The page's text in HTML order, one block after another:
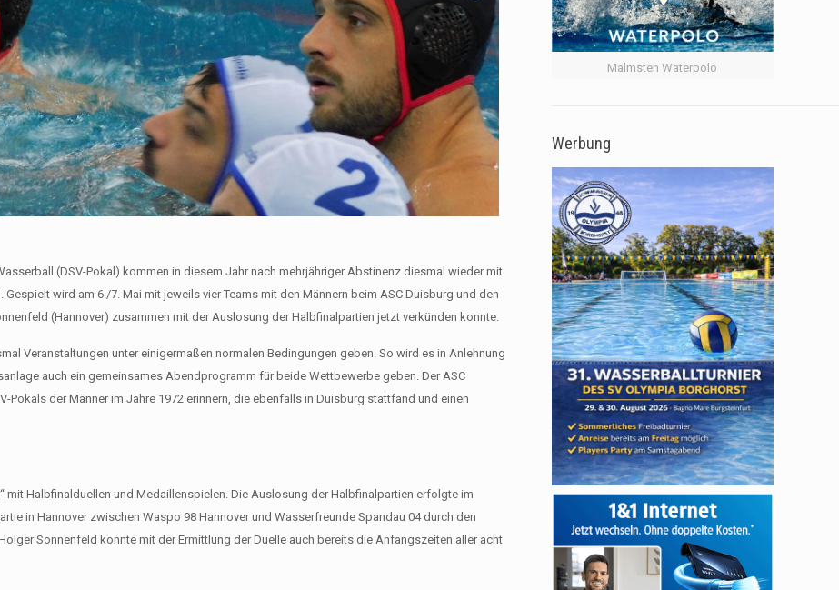
(DSV-Pokal) kommen in diesem Jahr nach mehrjähriger Abstinenz diesmal wieder mit
wird am 6./7. Mai mit jeweils vier Teams mit den Männern beim ASC Duisburg und den
(Hannover) zusammen mit der Auslosung der Halbfinalpartien jetzt verkünden konnte.
Veranstaltungen unter einigermaßen normalen Bedingungen geben. So wird es in Anlehnung
auch ein gemeinsames Abendprogramm für beide Wettbewerbe geben. Der ASC
der Männer im Jahre 1972 erinnern, die ebenfalls in Duisburg stattfand und einen
mit Halbfinalduellen und Medaillenspielen. Die Auslosung der Halbfinalpartien erfolgte im
in Hannover zwischen Waspo 98 Hannover und Wasserfreunde Spandau 04 durch den
Sonnenfeld konnte mit der Ermittlung der Duelle auch bereits die Anfangszeiten aller acht
Malmsten Waterpolo
Werbung